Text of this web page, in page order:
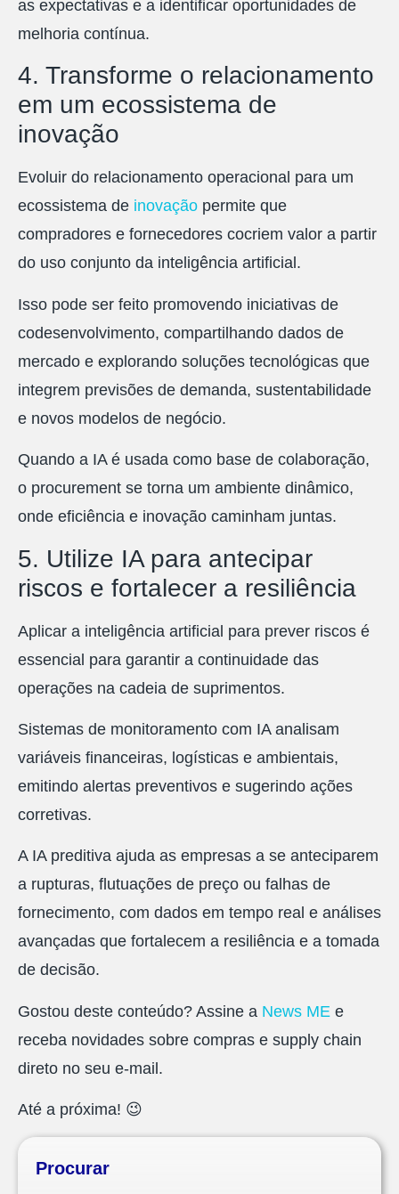
as expectativas e a identificar oportunidades de
melhoria contínua.
4. Transforme o relacionamento
em um ecossistema de
inovação
Evoluir do relacionamento operacional para um
ecossistema de inovação permite que
compradores e fornecedores cocriem valor a partir
do uso conjunto da inteligência artificial.
Isso pode ser feito promovendo iniciativas de
codesenvolvimento, compartilhando dados de
mercado e explorando soluções tecnológicas que
integrem previsões de demanda, sustentabilidade
e novos modelos de negócio.
Quando a IA é usada como base de colaboração,
o procurement se torna um ambiente dinâmico,
onde eficiência e inovação caminham juntas.
5. Utilize IA para antecipar
riscos e fortalecer a resiliência
Aplicar a inteligência artificial para prever riscos é
essencial para garantir a continuidade das
operações na cadeia de suprimentos.
Sistemas de monitoramento com IA analisam
variáveis financeiras, logísticas e ambientais,
emitindo alertas preventivos e sugerindo ações
corretivas.
A IA preditiva ajuda as empresas a se anteciparem
a rupturas, flutuações de preço ou falhas de
fornecimento, com dados em tempo real e análises
avançadas que fortalecem a resiliência e a tomada
de decisão.
Gostou deste conteúdo? Assine a News ME e
receba novidades sobre compras e supply chain
direto no seu e-mail.
Até a próxima! 😉
Procurar